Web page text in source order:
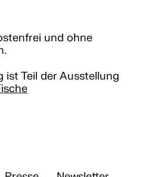
und ohne
ist Teil der Ausstellung